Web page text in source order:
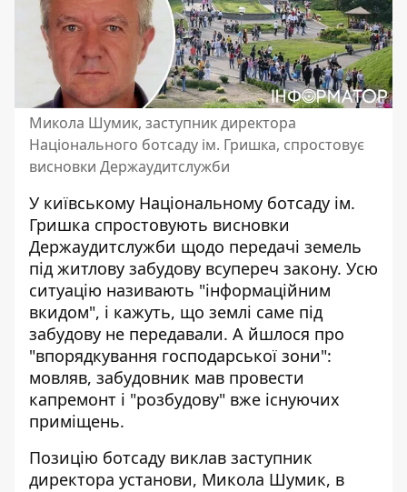
Микола Шумик, заступник директора
Національного ботсаду ім. Гришка, спростовує
висновки Держаудитслужби
У київському Національному ботсаду ім.
Гришка спростовують висновки
Держаудитслужби щодо передачі земель
під житлову забудову всупереч закону. Усю
ситуацію називають "інформаційним
вкидом", і кажуть, що землі саме під
забудову не передавали. А йшлося про
"впорядкування господарської зони":
мовляв, забудовник мав провести
капремонт і "розбудову" вже існуючих
приміщень.
Позицію ботсаду виклав заступник
директора установи, Микола Шумик, в